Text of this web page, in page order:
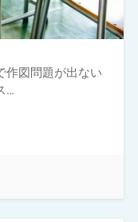
図問題が出ない
…